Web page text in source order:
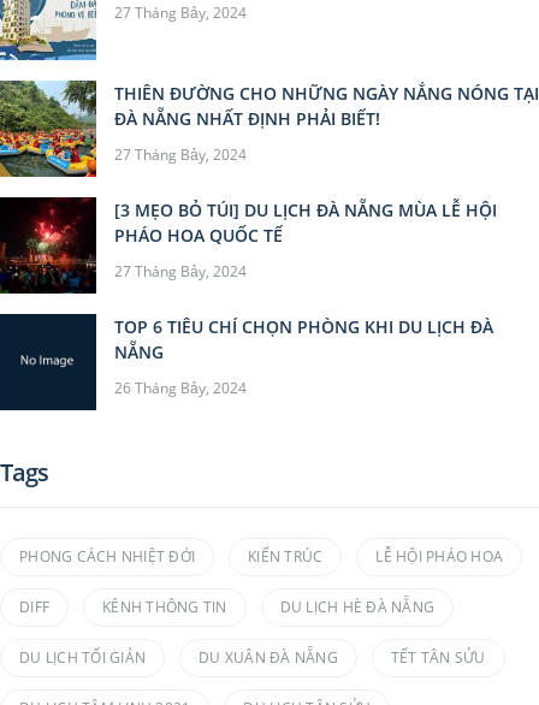
27 Tháng Bảy, 2024
THIÊN ĐƯỜNG CHO NHỮNG NGÀY NẮNG NÓNG TẠI
ĐÀ NẴNG NHẤT ĐỊNH PHẢI BIẾT!
27 Tháng Bảy, 2024
[3 MẸO BỎ TÚI] DU LỊCH ĐÀ NẴNG MÙA LỄ HỘI
PHÁO HOA QUỐC TẾ
27 Tháng Bảy, 2024
TOP 6 TIÊU CHÍ CHỌN PHÒNG KHI DU LỊCH ĐÀ
NẴNG
26 Tháng Bảy, 2024
Tags
PHONG CÁCH NHIỆT ĐỚI KIẾN TRÚC LỄ HỘI PHÁO HOA
DIFF KÊNH THÔNG TIN DU LỊCH HÈ ĐÀ NẴNG
DU LỊCH TỐI GIẢN DU XUÂN ĐÀ NẴNG TẾT TÂN SỬU